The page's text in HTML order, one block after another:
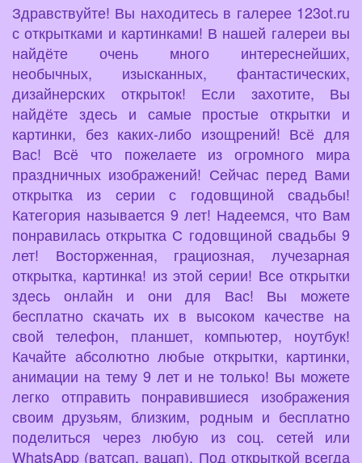
Здравствуйте! Вы находитесь в галерее 123ot.ru
с открытками и картинками! В нашей галереи вы
найдёте очень много интереснейших,
необычных, изысканных, фантастических,
дизайнерских открыток! Если захотите, Вы
найдёте здесь и самые простые открытки и
картинки, без каких-либо изощрений! Всё для
Вас! Всё что пожелаете из огромного мира
праздничных изображений! Сейчас перед Вами
открытка из серии с годовщиной свадьбы!
Категория называется 9 лет! Надеемся, что Вам
понравилась открытка С годовщиной свадьбы 9
лет! Восторженная, грациозная, лучезарная
открытка, картинка! из этой серии! Все открытки
здесь онлайн и они для Вас! Вы можете
бесплатно скачать их в высоком качестве на
свой телефон, планшет, компьютер, ноутбук!
Качайте абсолютно любые открытки, картинки,
анимации на тему 9 лет и не только! Вы можете
легко отправить понравившиеся изображения
своим друзьям, близким, родным и бесплатно
поделиться через любую из соц. сетей или
WhatsApp (ватсап, вацап). Под открыткой всегда